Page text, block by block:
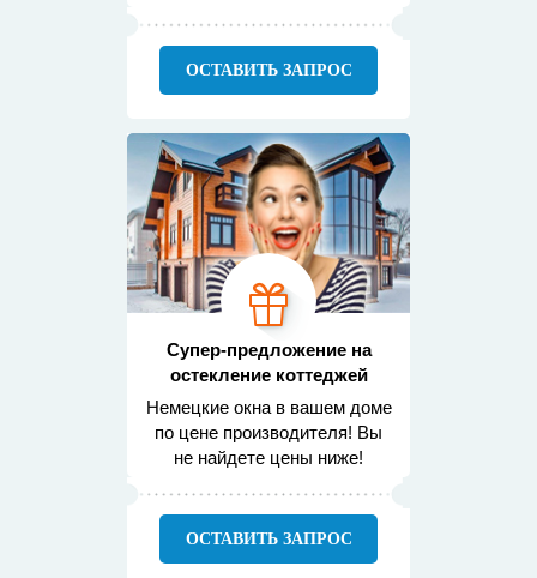
ОСТАВИТЬ ЗАПРОС
Супер-предложение на
остекление коттеджей
Немецкие окна в вашем доме
по цене производителя! Вы
не найдете цены ниже!
ОСТАВИТЬ ЗАПРОС